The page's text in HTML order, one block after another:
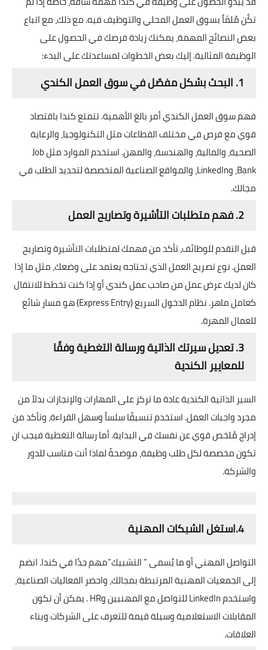
تكُن مُلمّاً بسوق العمل المحلي والتوظيف فيه. مع ذلك، مع اتباع
بعض النصائح المهمة، يمكنك زيادة فرصك في الحصول على
الوظيفة المثالية. إليك بعض الخطوات لمساعدتك على البدء:
1. البحث بشكل مفصّل في سوق العمل الكندي
فهم سوق العمل الكندي أمر بالغ الأهمية. تتمتع كندا باقتصاد
قوي مع فرص في مختلف القطاعات مثل التكنولوجيا، والرعاية
الصحية، والمالية، والهندسة، والمهن. استخدم الموارد مثل Job
Bank، وLinkedIn، والمواقع الصناعية المتخصصة لتحديد الطلب في
مجالك.
2. فهم متطلبات التأشيرة وتصاريح العمل
قبل التقدم للوظائف، تأكد من فهمك لمتطلبات التأشيرة وتصاريح
العمل. نوع تصريح العمل الذي تحتاجه يعتمد على وضعك، مثل ما إذا
كان لديك عرض عمل من صاحب عمل كندي أو إذا كنت تخطط للانتقال
كعامل ماهر. نظام الدخول السريع (Express Entry) هو مسار شائع
للعمال المهرة.
3. تعديل سيرتك الذاتية ورسالة التغطية وفقًا
للمعايير الكندية
السير الذاتية الكندية عادة ما تركز على المهارات والإنجازات بدلاً من
مجرد واجبات العمل. استخدم تنسيقًا سلساً وسهل القراءة، وتأكد من
إدراج مُلخص قوي عن نفسك في البداية. أما رسالة التغطية فيجب ان
تكون مخصصة لكل طلب وظيفة، موضحةً لماذا أنت مناسب للدور
والشركة.
4.استغل الشبكات المهنية
التواصل المهني أو ما يُسمى ” التشبيك”مهم جدًا في كندا. انضم
إلى الجمعيات المهنية المرتبطة بمجالك، واحضر الفعاليات الصناعية،
واستخدم LinkedIn للتواصل مع المهنيين وHR . يمكن أن تكون
المقابلات الاستعلامية وسيلة قيمة للتعرف على الشركات وبناء
العلاقات.